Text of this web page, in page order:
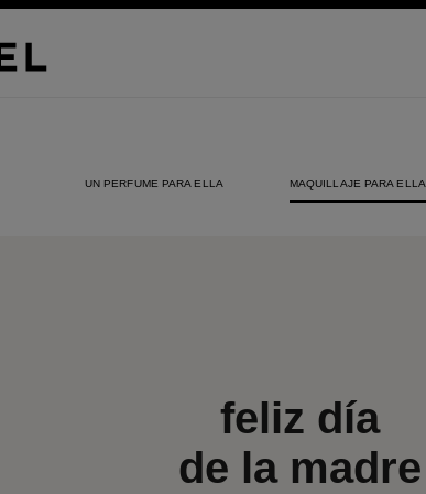
UN PERFUME PARA ELLA MAQUILLAJE PARA ELLA
feliz día
de la madre